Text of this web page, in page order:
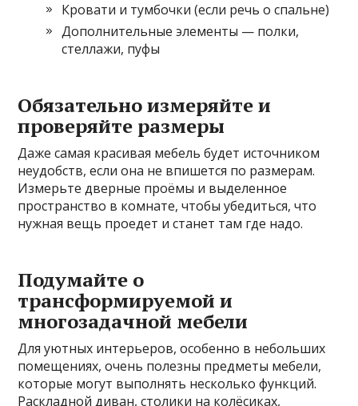
Кровати и тумбочки (если речь о спальне)
Дополнительные элементы — полки,
стеллажи, пуфы
Обязательно измеряйте и
проверяйте размеры
Даже самая красивая мебель будет источником
неудобств, если она не впишется по размерам.
Измерьте дверные проёмы и выделенное
пространство в комнате, чтобы убедиться, что
нужная вещь проедет и станет там где надо.
Подумайте о
трансформируемой и
многозадачной мебели
Для уютных интерьеров, особенно в небольших
помещениях, очень полезны предметы мебели,
которые могут выполнять несколько функций.
Раскладной диван, столики на колёсиках,